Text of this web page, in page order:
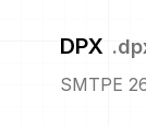
DPX .
SMTPE